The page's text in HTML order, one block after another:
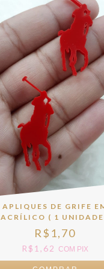
APLIQUES DE GRIFE
ACRÍLICO ( 1
R$1,70
R$1,62 COM PIX